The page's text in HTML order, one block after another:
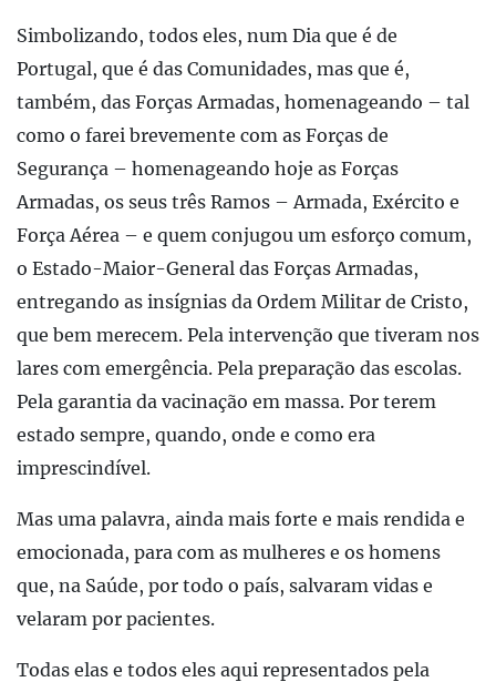
Simbolizando, todos eles, num Dia que é de
Portugal, que é das Comunidades, mas que é,
também, das Forças Armadas, homenageando – tal
como o farei brevemente com as Forças de
Segurança – homenageando hoje as Forças
Armadas, os seus três Ramos – Armada, Exército e
Força Aérea – e quem conjugou um esforço comum,
o Estado-Maior-General das Forças Armadas,
entregando as insígnias da Ordem Militar de Cristo,
que bem merecem. Pela intervenção que tiveram nos
lares com emergência. Pela preparação das escolas.
Pela garantia da vacinação em massa. Por terem
estado sempre, quando, onde e como era
imprescindível.
Mas uma palavra, ainda mais forte e mais rendida e
emocionada, para com as mulheres e os homens
que, na Saúde, por todo o país, salvaram vidas e
velaram por pacientes.
Todas elas e todos eles aqui representados pela